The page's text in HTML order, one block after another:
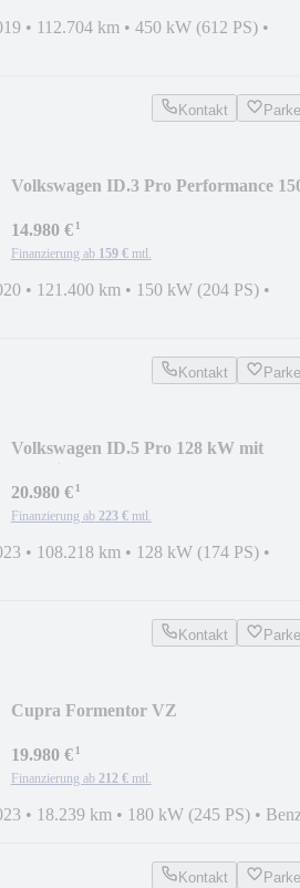
• 112.704 km • 450 kW (612 PS) •
Kontakt
Volkswagen ID.3 Pro Performance
14.980 €¹
Finanzierung ab 159 € mtl.
• 121.400 km • 150 kW (204 PS) •
Kontakt
Volkswagen ID.5 Pro 128 kW mit
20.980 €¹
Finanzierung ab 223 € mtl.
• 108.218 km • 128 kW (174 PS) •
Kontakt
Cupra Formentor VZ
19.980 €¹
Finanzierung ab 212 € mtl.
• 18.239 km • 180 kW (245 PS) •
Kontakt